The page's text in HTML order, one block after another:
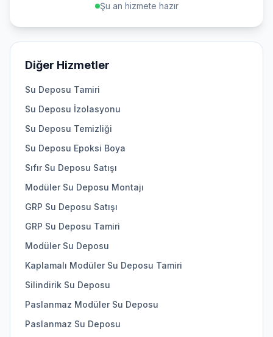
Şu an hizmete hazır
Diğer Hizmetler
Su Deposu Tamiri
Su Deposu İzolasyonu
Su Deposu Temizliği
Su Deposu Epoksi Boya
Sıfır Su Deposu Satışı
Modüler Su Deposu Montajı
GRP Su Deposu Satışı
GRP Su Deposu Tamiri
Modüler Su Deposu
Kaplamalı Modüler Su Deposu Tamiri
Silindirik Su Deposu
Paslanmaz Modüler Su Deposu
Paslanmaz Su Deposu